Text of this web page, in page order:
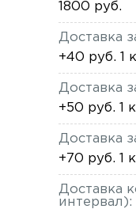
1800 руб.
Доставка
+40 руб. 1
Доставка
+50 руб. 1
Доставка
+70 руб. 1
Доставка
интервал):